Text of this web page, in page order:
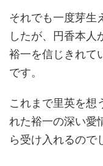
それでも一度芽生
したが、円香本人
裕一を信じきれて
です。
これまで里英を想
れた裕一の深い愛
ら受け入れるので